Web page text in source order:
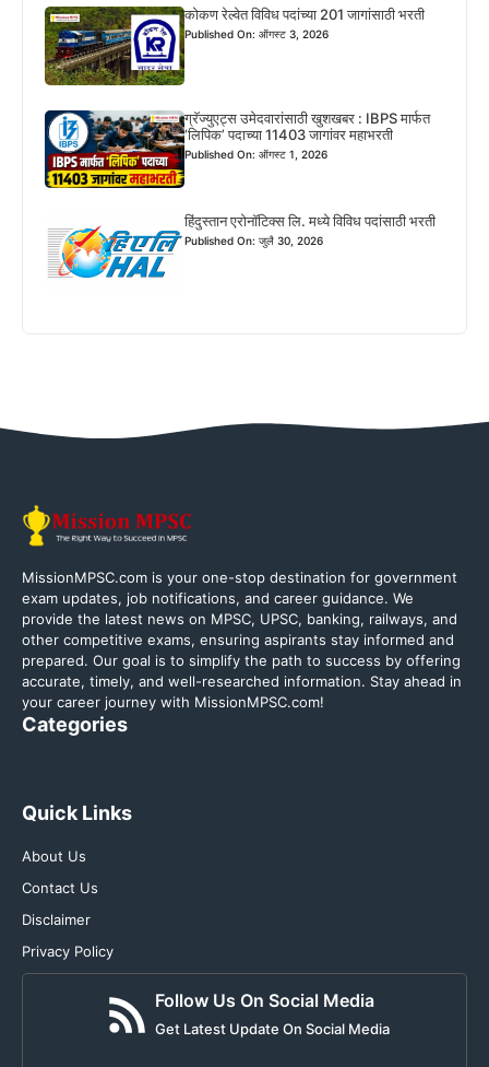
कोकण रेल्वेत विविध पदांच्या 201 जागांसाठी भरती
Published On: ऑगस्ट 3, 2026
ग्रॅज्युएट्स उमेदवारांसाठी खुशखबर : IBPS मार्फत
‘लिपिक’ पदाच्या 11403 जागांवर महाभरती
Published On: ऑगस्ट 1, 2026
हिंदुस्तान एरोनॉटिक्स लि. मध्ये विविध पदांसाठी भरती
Published On: जुलै 30, 2026
MissionMPSC.com is your one-stop destination for government
exam updates, job notifications, and career guidance. We
provide the latest news on MPSC, UPSC, banking, railways, and
other competitive exams, ensuring aspirants stay informed and
prepared. Our goal is to simplify the path to success by offering
accurate, timely, and well-researched information. Stay ahead in
your career journey with MissionMPSC.com!
Categories
Quick Links
About Us
Contact Us
Disclaimer
Privacy Policy
Follow Us On Social Media
Get Latest Update On Social Media